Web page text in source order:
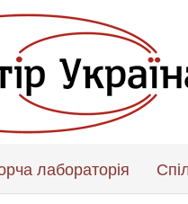
лабораторія